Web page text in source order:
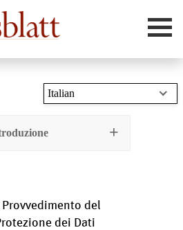
domenicali
Abbonare
Italian
del
dei Dati